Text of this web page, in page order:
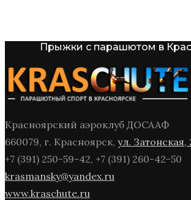
Прыжки с парашютом в
Красноярский аэроклуб ДОСААФ
660079, г. Красноярск, ул. Затонская,
+7 (391) 250-59-42, +7 (391) 260-42-50
krasmansky@yandex.ru
www.kraschute.ru